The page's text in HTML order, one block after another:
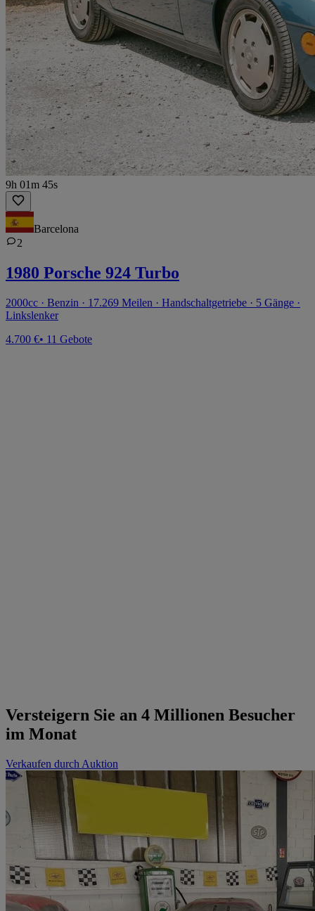
9h 01m 45s
Barcelona
2
1980 Porsche 924 Turbo
2000cc · Benzin · 17.269 Meilen · Handschaltgetriebe · 5 Gänge ·
Linkslenker
4.700 €• 11 Gebote
Versteigern Sie an 4 Millionen Besucher
im Monat
Verkaufen durch Auktion